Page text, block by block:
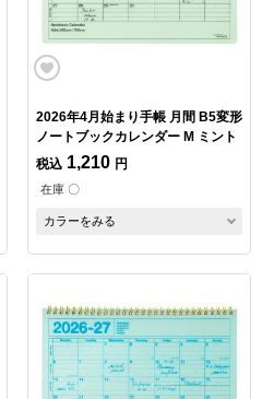
2026年4月始まり手帳 月間 B5変形
ノートブックカレンダー M ミント
税込 1,210 円
在庫 〇
カラーをみる